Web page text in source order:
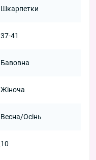
Шкарпетки
37-41
Бавовна
Жіноча
Весна/Осінь
10